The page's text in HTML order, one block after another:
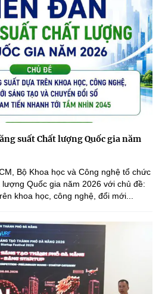
suất Chất lượng Quốc gia năm
Bộ Khoa học và Công nghệ tổ chức
Quốc gia năm 2026 với chủ đề:
khoa học, công nghệ, đổi mới...